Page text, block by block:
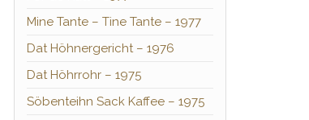
Mine Tante – Tine Tante – 1977
Dat Höhnergericht – 1976
Dat Höhrrohr – 1975
Söbenteihn Sack Kaffee – 1975